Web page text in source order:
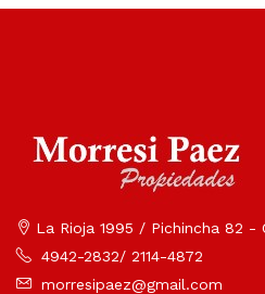
La Rioja 1995 / Pichincha 82 -
4942-2832/ 2114-4872
morresipaez@gmail.com